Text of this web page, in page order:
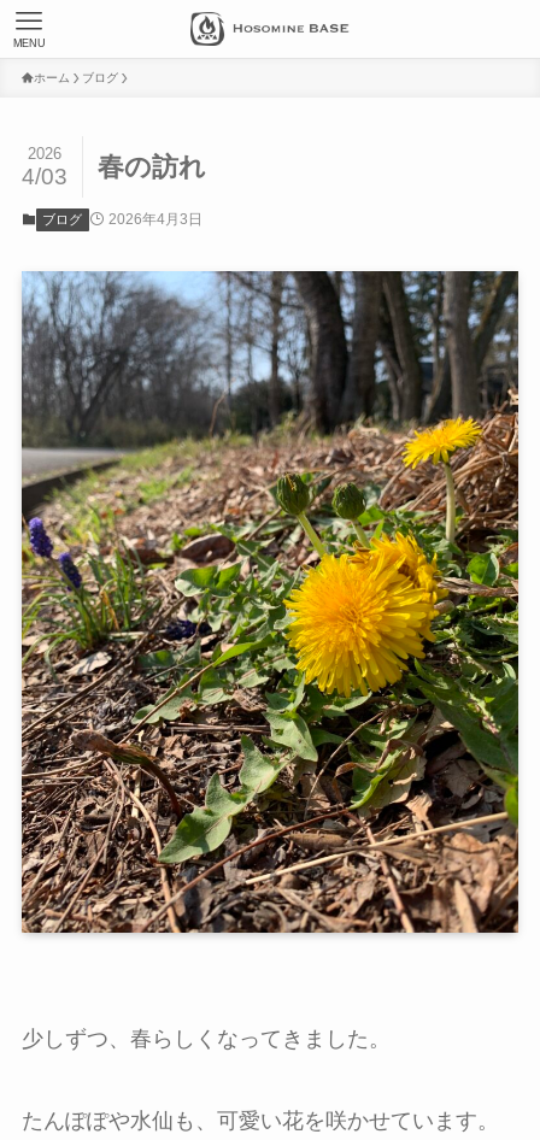
MENU
ホーム ブログ
春の訪れ
2026
4/03
ブログ 2026年4月3日
少しずつ、春らしくなってきました。
たんぽぽや水仙も、可愛い花を咲かせています。